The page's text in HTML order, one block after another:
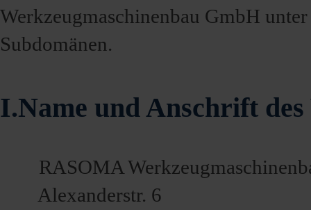
Werkzeugmaschinenbau GmbH
Subdomänen.
I.Name und Anschrift
RASOMA
Alexanderstr. 6